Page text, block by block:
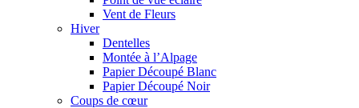
Vent de Fleurs
Hiver
Dentelles
Montée à l’Alpage
Papier Découpé Blanc
Papier Découpé Noir
Coups de cœur